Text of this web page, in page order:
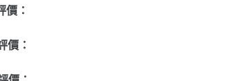
：
：